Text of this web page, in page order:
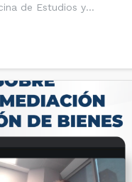
de Estudios y
Comercio de Santiago